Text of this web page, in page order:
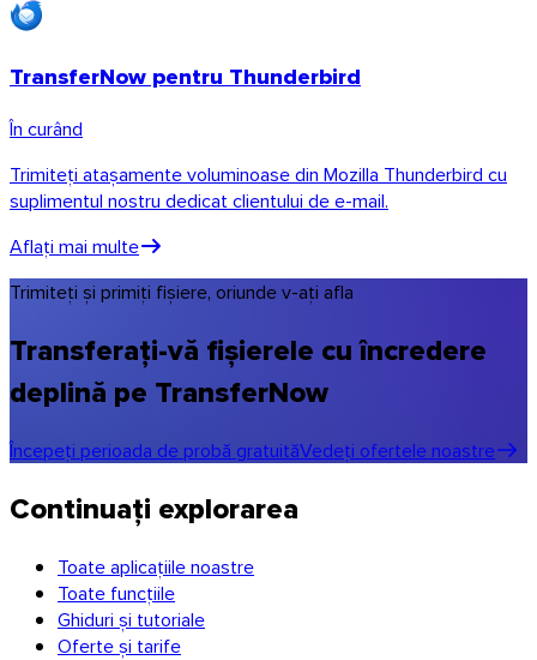
TransferNow pentru Thunderbird
În curând
Trimiteți atașamente voluminoase din Mozilla Thunderbird cu
suplimentul nostru dedicat clientului de e-mail.
Aflați mai multe
Trimiteți și primiți fișiere, oriunde v-ați afla
Transferați-vă fișierele cu încredere
deplină pe TransferNow
Începeți perioada de probă gratuităVedeți ofertele noastre
Continuați explorarea
Toate aplicațiile noastre
Toate funcțiile
Ghiduri și tutoriale
Oferte și tarife